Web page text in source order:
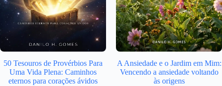
50 Tesouros de Provérbios Para
Uma Vida Plena: Caminhos
eternos para corações ávidos
A Ansiedade e o Jardim em Mim:
Vencendo a ansiedade voltando
às origens